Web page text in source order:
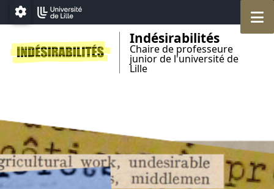
Accéder au menu principal
Accéder au contenu
Paramétrage
Indésirabilités
Chaire de professeure
junior de l'université de
Lille